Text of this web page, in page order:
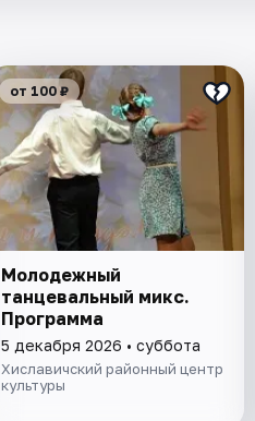
от 100 ₽
Молодежный
танцевальный микс.
Программа
5 декабря 2026 • суббота
Хиславичский районный центр
культуры